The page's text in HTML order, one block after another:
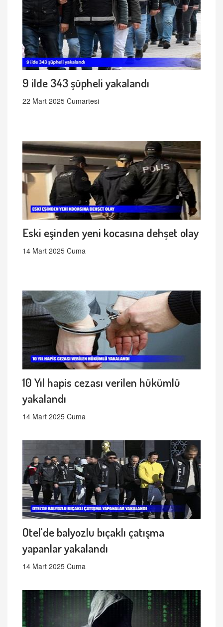
9 ilde 343 şüpheli yakalandı
22 Mart 2025 Cumartesi
Eski eşinden yeni kocasına dehşet olay
14 Mart 2025 Cuma
10 Yıl hapis cezası verilen hükümlü
yakalandı
14 Mart 2025 Cuma
Otel'de balyozlu bıçaklı çatışma
yapanlar yakalandı
14 Mart 2025 Cuma